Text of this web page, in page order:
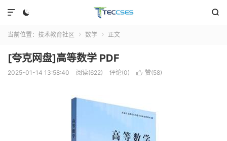
 

当前位置： 技术教育社区  数学  正文
[夸克网盘]高等数学 PDF
2025-01-14 13:58:40 阅读(622) 评论(0)  赞(58)